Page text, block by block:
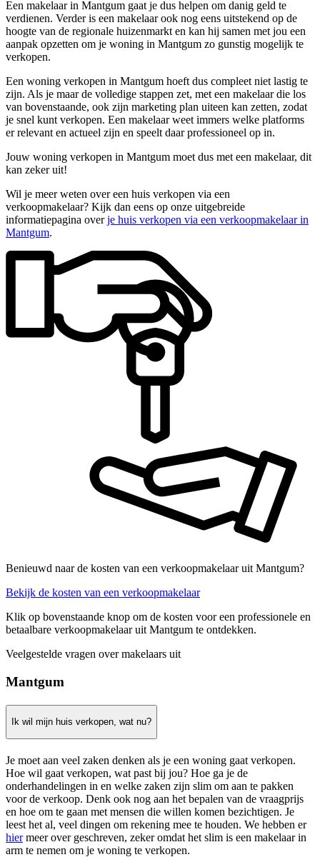
Een makelaar in Mantgum gaat je dus helpen om danig geld te
verdienen. Verder is een makelaar ook nog eens uitstekend op de
hoogte van de regionale huizenmarkt en kan hij samen met jou een
aanpak opzetten om je woning in Mantgum zo gunstig mogelijk te
verkopen.
Een woning verkopen in Mantgum hoeft dus compleet niet lastig te
zijn. Als je maar de volledige stappen zet, met een makelaar die los
van bovenstaande, ook zijn marketing plan uiteen kan zetten, zodat
je snel kunt verkopen. Een makelaar weet immers welke platforms
er relevant en actueel zijn en speelt daar professioneel op in.
Jouw woning verkopen in Mantgum moet dus met een makelaar, dit
kan zeker uit!
Wil je meer weten over een huis verkopen via een
verkoopmakelaar? Kijk dan eens op onze uitgebreide
informatiepagina overje huis verkopen via een verkoopmakelaar in
Mantgum.
Benieuwd naar de kosten van een verkoopmakelaar uit Mantgum?
Bekijk de kosten van een verkoopmakelaar
Klik op bovenstaande knop om de kosten voor een professionele en
betaalbare verkoopmakelaar uit Mantgum te ontdekken.
Veelgestelde vragen over makelaars uit
Mantgum
Ik wil mijn huis verkopen, wat nu?
Je moet aan veel zaken denken als je een woning gaat verkopen.
Hoe wil gaat verkopen, wat past bij jou? Hoe ga je de
onderhandelingen in en welke zaken zijn slim om aan te pakken
voor de verkoop. Denk ook nog aan het bepalen van de vraagprijs
en hoe om te gaan met mensen die willen komen bezichtigen. Je
leest het al, veel dingen om rekening mee te houden. We hebben er
hiermeer over geschreven, zeker omdat het slim is een makelaar in
arm te nemen om je woning te verkopen.